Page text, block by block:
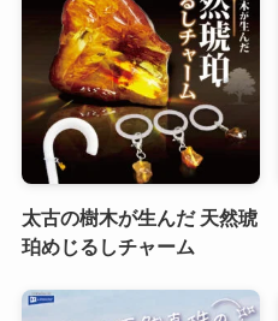
太古の樹木が生んだ 天然琥
珀めじるしチャーム